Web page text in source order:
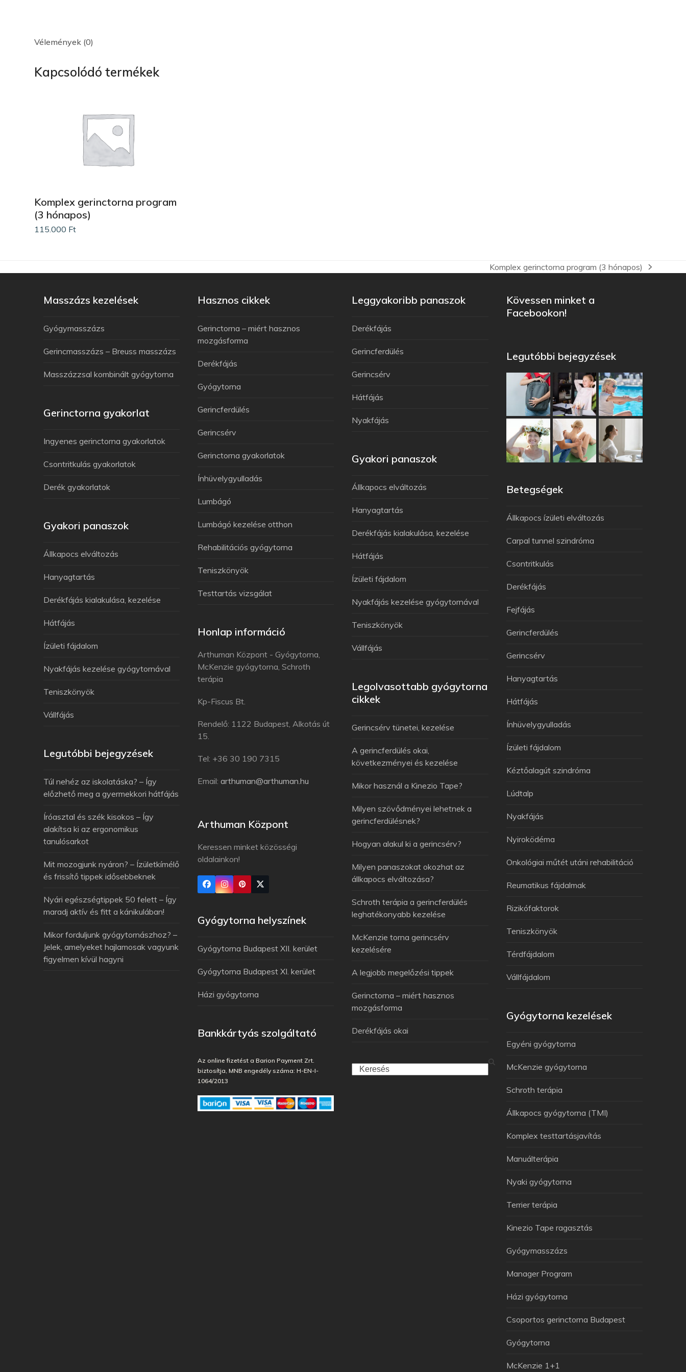
Vélemények (0)
Kapcsolódó termékek
Komplex gerinctorna program
(3 hónapos)
115.000 Ft
Komplex gerinctorna program (3 hónapos)
Masszázs kezelések
Gyógymasszázs
Gerincmasszázs – Breuss masszázs
Masszázzsal kombinált gyógytorna
Gerinctorna gyakorlat
Ingyenes gerinctorna gyakorlatok
Csontritkulás gyakorlatok
Derék gyakorlatok
Gyakori panaszok
Állkapocs elváltozás
Hanyagtartás
Derékfájás kialakulása, kezelése
Hátfájás
Ízületi fájdalom
Nyakfájás kezelése gyógytornával
Teniszkönyök
Vállfájás
Legutóbbi bejegyzések
Túl nehéz az iskolatáska? – Így
előzhető meg a gyermekkori hátfájás
Íróasztal és szék kisokos – Így
alakítsa ki az ergonomikus
tanulósarkot
Mit mozogjunk nyáron? – Ízületkímélő
és frissítő tippek idősebbeknek
Nyári egészségtippek 50 felett – Így
maradj aktív és fitt a kánikulában!
Mikor forduljunk gyógytornászhoz? –
Jelek, amelyeket hajlamosak vagyunk
figyelmen kívül hagyni
Hasznos cikkek
Gerinctorna – miért hasznos
mozgásforma
Derékfájás
Gyógytorna
Gerincferdülés
Gerincsérv
Gerinctorna gyakorlatok
Ínhüvelygyulladás
Lumbágó
Lumbágó kezelése otthon
Rehabilitációs gyógytorna
Teniszkönyök
Testtartás vizsgálat
Honlap információ
Arthuman Központ - Gyógytorna,
McKenzie gyógytorna, Schroth
terápia
Kp-Fiscus Bt.
Rendelő: 1122 Budapest, Alkotás út
15.
Tel: +36 30 190 7315
Email:arthuman@arthuman.hu
Arthuman Központ
Keressen minket közösségi
oldalainkon!
Gyógytorna helyszínek
Gyógytorna Budapest XII. kerület
Gyógytorna Budapest XI. kerület
Házi gyógytorna
Bankkártyás szolgáltató
Az online fizetést a Barion Payment Zrt.
biztosítja, MNB engedély száma: H-EN-I-
1064/2013
Leggyakoribb panaszok
Derékfájás
Gerincferdülés
Gerincsérv
Hátfájás
Nyakfájás
Gyakori panaszok
Állkapocs elváltozás
Hanyagtartás
Derékfájás kialakulása, kezelése
Hátfájás
Ízületi fájdalom
Nyakfájás kezelése gyógytornával
Teniszkönyök
Vállfájás
Legolvasottabb gyógytorna
cikkek
Gerincsérv tünetei, kezelése
A gerincferdülés okai,
következményei és kezelése
Mikor használ a Kinezio Tape?
Milyen szövődményei lehetnek a
gerincferdülésnek?
Hogyan alakul ki a gerincsérv?
Milyen panaszokat okozhat az
állkapocs elváltozása?
Schroth terápia a gerincferdülés
leghatékonyabb kezelése
McKenzie torna gerincsérv
kezelésére
A legjobb megelőzési tippek
Gerinctorna – miért hasznos
mozgásforma
Derékfájás okai
Kövessen minket a
Facebookon!
Legutóbbi bejegyzések
Betegségek
Állkapocs ízületi elváltozás
Carpal tunnel szindróma
Csontritkulás
Derékfájás
Fejfájás
Gerincferdülés
Gerincsérv
Hanyagtartás
Hátfájás
Ínhüvelygyulladás
Ízületi fájdalom
Kéztőalagút szindróma
Lúdtalp
Nyakfájás
Nyiroködéma
Onkológiai műtét utáni rehabilitáció
Reumatikus fájdalmak
Rizikófaktorok
Teniszkönyök
Térdfájdalom
Vállfájdalom
Gyógytorna kezelések
Egyéni gyógytorna
McKenzie gyógytorna
Schroth terápia
Állkapocs gyógytorna (TMI)
Komplex testtartásjavítás
Manuálterápia
Nyaki gyógytorna
Terrier terápia
Kinezio Tape ragasztás
Gyógymasszázs
Manager Program
Házi gyógytorna
Csoportos gerinctorna Budapest
Gyógytorna
McKenzie 1+1
Általában azonnal válaszolok